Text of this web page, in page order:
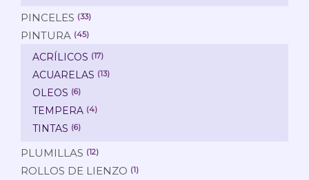
PINCELES (33)
PINTURA (45)
ACRÍLICOS (17)
ACUARELAS (13)
OLEOS (6)
TEMPERA (4)
TINTAS (6)
PLUMILLAS (12)
ROLLOS DE LIENZO (1)